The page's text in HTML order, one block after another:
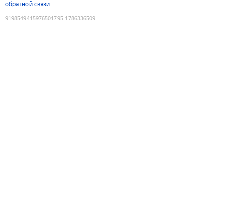
обратной связи
9198549415976501795:1786336509